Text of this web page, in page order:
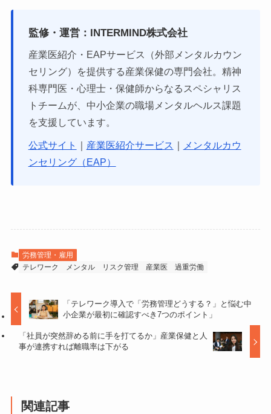
監修・運営：INTERMIND株式会社
産業医紹介・EAPサービス（外部メンタルカウン
セリング）を提供する産業保健の専門会社。精神
科専門医・心理士・保健師からなるスペシャリス
トチームが、中小企業の職場メンタルヘルス課題
を支援しています。
公式サイト ｜ 産業医紹介サービス ｜
メンタルカウ
ンセリング（EAP）
労務管理・雇用
テレワーク
メンタル リスク管理 産業医 過重労働
「テレワーク導入で「労務管理どうする？」と悩む中
小企業が最初に確認すべき7つのポイント」
「社員が突然辞める前に手を打てるか」産業保健と人
事が連携すれば離職率は下がる
関連記事